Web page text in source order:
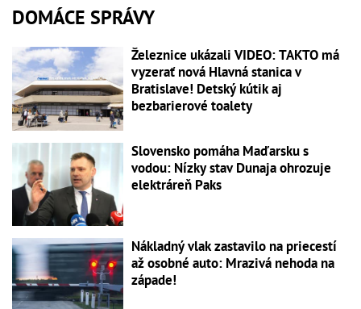
DOMÁCE SPRÁVY
Železnice ukázali VIDEO: TAKTO má
vyzerať nová Hlavná stanica v
Bratislave! Detský kútik aj
bezbarierové toalety
Slovensko pomáha Maďarsku s
vodou: Nízky stav Dunaja ohrozuje
elektráreň Paks
Nákladný vlak zastavilo na priecestí
až osobné auto: Mrazivá nehoda na
západe!